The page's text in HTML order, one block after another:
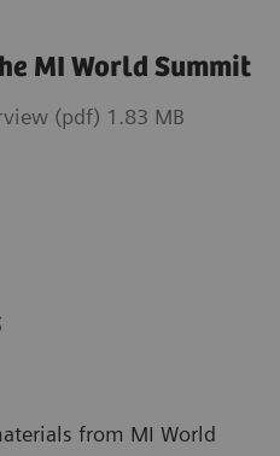
MI World Summit
(pdf) 1.83 MB
from MI World